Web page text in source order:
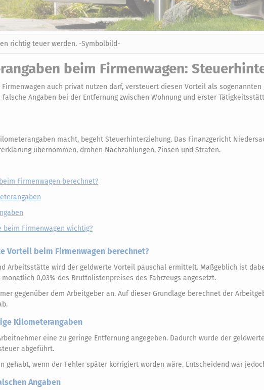
richtig teuer werden. -Symbolbild-
beim Firmenwagen:
Firmenwagen auch privat nutzen darf, versteuert diesen Vorteil als
falsche Angaben bei der Entfernung zwischen Wohnung und erster
macht, begeht Steuerhinterziehung. Das Finanzgericht
übernommen, drohen Nachzahlungen, Zinsen und Strafen.
Firmenwagen berechnet?
Firmenwagen wichtig?
Vorteil beim Firmenwagen berechnet?
Arbeitsstätte wird der geldwerte Vorteil pauschal ermittelt. Maßgeblich ist
0,03% des Bruttolistenpreises des Fahrzeugs angesetzt.
gegenüber dem Arbeitgeber an. Auf dieser Grundlage berechnet der
Kilometerangaben
eine zu geringe Entfernung angegeben. Dadurch wurde der
abgeführt.
gehabt, wenn der Fehler später korrigiert worden wäre. Entscheidend war
Angaben